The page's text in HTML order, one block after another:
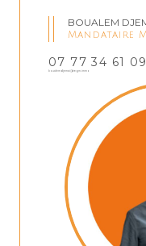
BOUALEM
Mandataire
07 77 34 61 09
boualemdjemai@regm.immo